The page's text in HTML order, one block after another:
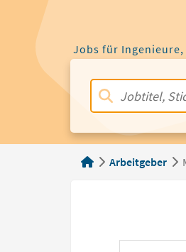
Jobs für
Arbeitgeber